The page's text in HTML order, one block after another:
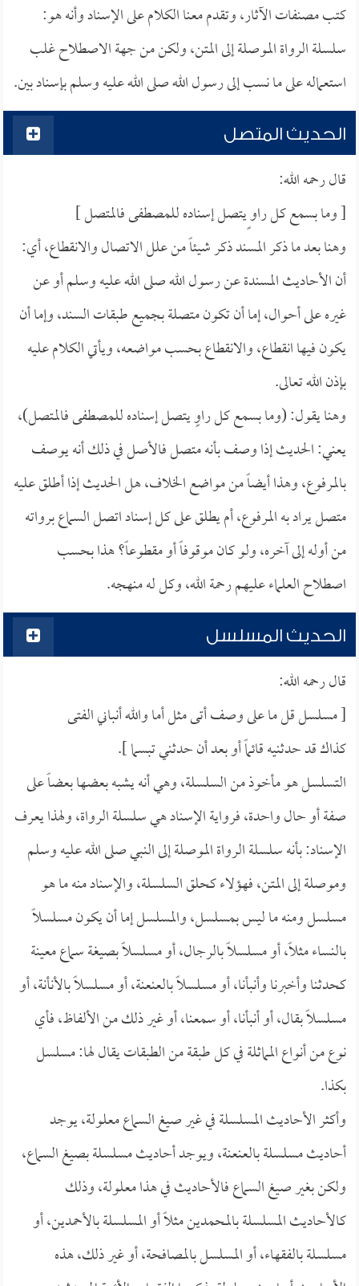
كتب مصنفات الآثار، وتقدم معنا الكلام على الإسناد وأنه هو:
سلسلة الرواة الموصلة إلى المتن، ولكن من جهة الاصطلاح غلب
استعماله على ما نسب إلى رسول الله صلى الله عليه وسلم بإسناد بين.
الحديث المتصل
قال رحمه الله:
[ وما بسمع كل راو ٍيتصل إسناده للمصطفى فالمتصل ]
وهنا بعد ما ذكر المسند ذكر شيئاً من علل الاتصال والانقطاع، أي:
أن الأحاديث المسندة عن رسول الله صلى الله عليه وسلم أو عن
غيره على أحوال، إما أن تكون متصلة بجميع طبقات السند، وإما أن
يكون فيها انقطاع، والانقطاع بحسب مواضعه، ويأتي الكلام عليه
بإذن الله تعالى.
وهنا يقول: (وما بسمع كل راوٍ يتصل إسناده للمصطفى فالمتصل)،
يعني: الحديث إذا وصف بأنه متصل فالأصل في ذلك أنه يوصف
بالمرفوع، وهذا أيضاً من مواضع الخلاف، هل الحديث إذا أطلق عليه
متصل يراد به المرفوع، أم يطلق على كل إسناد اتصل السماع برواته
من أوله إلى آخره، ولو كان موقوفاً أو مقطوعاً؟ هذا بحسب
اصطلاح العلماء عليهم رحمة الله، وكل له منهجه.
الحديث المسلسل
قال رحمه الله:
[ مسلسل قل ما على وصف أتى مثل أما والله أنباني الفتى
كذاك قد حدثنيه قائماً أو بعد أن حدثني تبسما ].
التسلسل هو مأخوذ من السلسلة، وهي أنه يشبه بعضها بعضاً على
صفة أو حال واحدة، فرواية الإسناد هي سلسلة الرواة، ولهذا يعرف
الإسناد: بأنه سلسلة الرواة الموصلة إلى النبي صلى الله عليه وسلم
وموصلة إلى المتن، فهؤلاء كحلق السلسلة، والإسناد منه ما هو
مسلسل ومنه ما ليس بمسلسل، والمسلسل إما أن يكون مسلسلاً
بالنساء مثلاً، أو مسلسلاً بالرجال، أو مسلسلاً بصيغة سماع معينة
كحدثنا وأخبرنا وأنبأنا، أو مسلسلاً بالعنعنة، أو مسلسلاً بالأنأنة، أو
مسلسلاً بقال، أو أنبأنا، أو سمعنا، أو غير ذلك من الألفاظ، فأي
نوع من أنواع المماثلة في كل طبقة من الطبقات يقال لها: مسلسل
بكذا.
وأكثر الأحاديث المسلسلة في غير صيغ السماع معلولة، يوجد
أحاديث مسلسلة بالعنعنة، ويوجد أحاديث مسلسلة بصيغ السماع،
ولكن بغير صيغ السماع فالأحاديث في هذا معلولة، وذلك
كالأحاديث المسلسلة بالمحمدين مثلاً أو المسلسلة بالأحمدين، أو
مسلسلة بالفقهاء، أو المسلسل بالمصافحة، أو غير ذلك، هذه